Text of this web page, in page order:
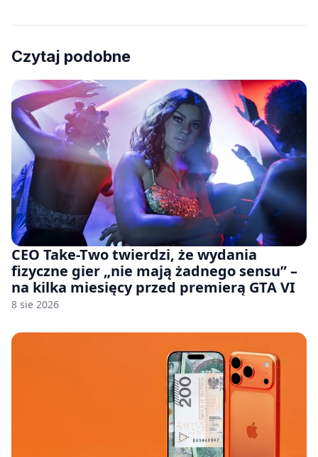
Czytaj podobne
CEO Take-Two twierdzi, że wydania
fizyczne gier „nie mają żadnego sensu” –
na kilka miesięcy przed premierą GTA VI
8 sie 2026